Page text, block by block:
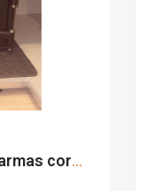
Armero Sefer SF 334 (6 armas cortas)